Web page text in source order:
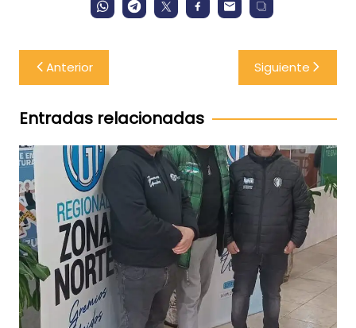
Navegación
de
entradas
Anterior Siguiente
Entradas relacionadas